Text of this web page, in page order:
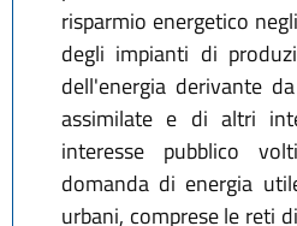
risparmio energetico
degli impianti di
dell'energia derivante
assimilate e di altri
interesse pubblico
domanda di energia
urbani, comprese le reti